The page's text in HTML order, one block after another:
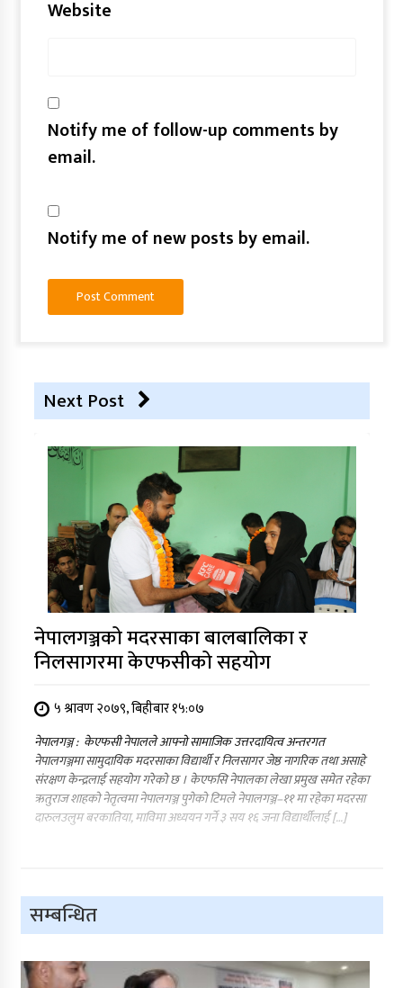
Website
Notify me of follow-up comments by
email.
Notify me of new posts by email.
Next Post
नेपालगञ्जको मदरसाका बालबालिका र
निलसागरमा केएफसीको सहयोग
५ श्रावण २०७९, बिहीबार १५:०७
नेपालगञ्ज : केएफसी नेपालले आफ्नो सामाजिक उत्तरदायित्व अन्तरगत
नेपालगञ्जमा सामुदायिक मदरसाका विद्यार्थी र निलसागर जेष्ठ नागरिक तथा असाहे
संरक्षण केन्द्रलाई सहयोग गरेको छ । केएफसि नेपालका लेखा प्रमुख समेत रहेका
ऋतुराज शाहको नेतृत्वमा नेपालगञ्ज पुगेको टिमले नेपालगञ्ज–११ मा रहेका मदरसा
दारुलउलुम बरकातिया, माविमा अध्ययन गर्ने ३ सय १६ जना विद्यार्थीलाई […]
सम्बन्धित